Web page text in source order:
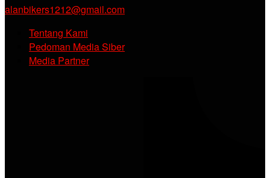
alanbikers1212@gmail.com
Tentang Kami
Pedoman Media Siber
Media Partner